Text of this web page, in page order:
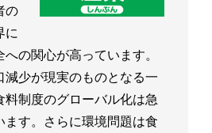
の
に
の関心が高っています。
減少が現実のものとなる一
制度のグローバル化は急
ます。さらに環境問題は食